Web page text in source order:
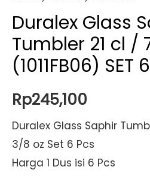
Duralex Glass
Tumbler 21 cl /
(1011FB06) SET
Rp245,100
Duralex Glass Saphir
3/8 oz Set 6 Pcs
Harga 1 Dus isi 6 Pcs